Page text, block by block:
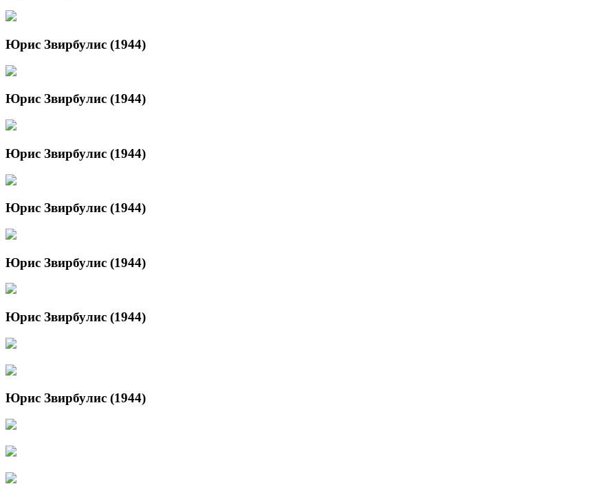
Юрис Звирбулис (1944)
Юрис Звирбулис (1944)
Юрис Звирбулис (1944)
Юрис Звирбулис (1944)
Юрис Звирбулис (1944)
Юрис Звирбулис (1944)
Юрис Звирбулис (1944)